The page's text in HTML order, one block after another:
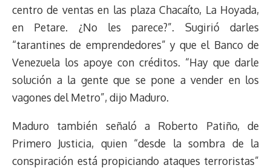
centro de ventas en las plaza Chacaíto, La Hoyada,
en Petare. ¿No les parece?”. Sugirió darles
“tarantines de emprendedores” y que el Banco de
Venezuela los apoye con créditos. “Hay que darle
solución a la gente que se pone a vender en los
vagones del Metro”, dijo Maduro.
Maduro también señaló a Roberto Patiño, de
Primero Justicia, quien “desde la sombra de la
conspiración está propiciando ataques terroristas”